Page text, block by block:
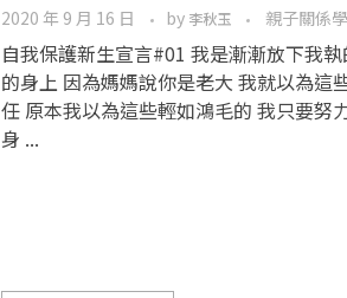
2020 年 9 月 16 日 by 李秋玉 親子關係學
自我保護新生宣言#01 我是漸漸放下我
的身上 因為媽媽說你是老大 我就以為這
任 原本我以為這些輕如鴻毛的 我只要努
身 ...